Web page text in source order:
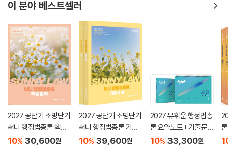
이 분야 베스트셀러
2027 공단기 소방단기
써니 행정법총론 핵심
집약
10% 30,600원
2027 공단기 소방단기
써니 행정법총론 기본
서
10% 39,600원
2027 유휘운 행정법총
론 요약노트+기출문제
(요.플.)
10% 33,300원